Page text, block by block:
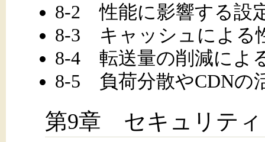
8-2 性能に影響する設
8-3 キャッシュによる
8-4 転送量の削減によ
8-5 負荷分散やCDNの
第9章 セキュリティ